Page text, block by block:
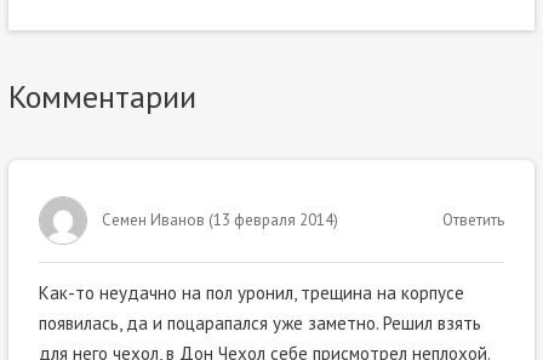
Комментарии
Семен Иванов (13 февраля 2014) Ответить
Как-то неудачно на пол уронил, трещина на корпусе
появилась, да и поцарапался уже заметно. Решил взять
для него чехол, в Дон Чехол себе присмотрел неплохой.